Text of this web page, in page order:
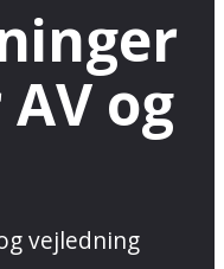
og
vejledning